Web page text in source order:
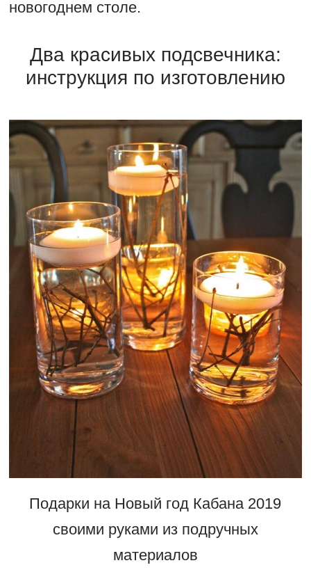
новогоднем столе.
Два красивых подсвечника:
инструкция по изготовлению
Подарки на Новый год Кабана 2019
своими руками из подручных
материалов